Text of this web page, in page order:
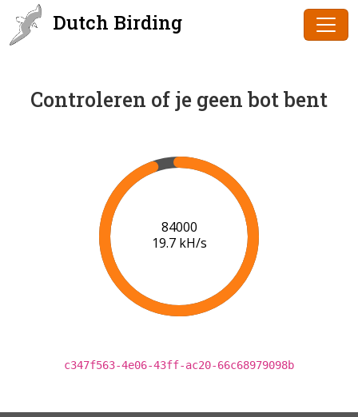
Dutch Birding
Controleren of je geen bot bent
86000
19.8 kH/s
c347f563-4e06-43ff-ac20-66c68979098b